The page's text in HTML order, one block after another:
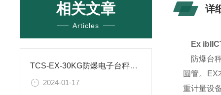
相关文章
Articles
TCS-EX-30KG防爆电子台秤适用场合
2024-01-17
详
Ex
防爆台
圆管。EX
重计量设